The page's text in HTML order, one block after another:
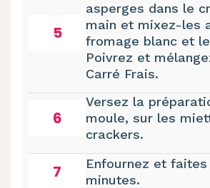
5
asperges dans le
main et mixez-les
fromage blanc et
Poivrez et
Carré Frais.
6
Versez la
moule, sur les
crackers.
7
Enfournez et
minutes.